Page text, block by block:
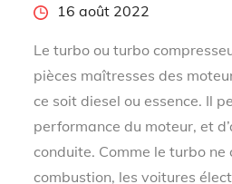
Posted16 août 2022
Le turbo ou turbo
pièces maîtresses des
ce soit diesel ou essence. Il
performance du moteur, et
conduite. Comme le turbo ne
combustion, les voitures